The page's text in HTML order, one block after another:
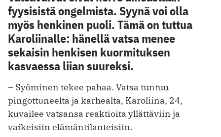
fyysisistä ongelmista. Syynä voi olla
myös henkinen puoli. Tämä on tuttua
Karoliinalle: hänellä vatsa menee
sekaisin henkisen kuormituksen
kasvaessa liian suureksi.
– Syöminen tekee pahaa. Vatsa tuntuu
pingottuneelta ja karhealta, Karoliina, 24,
kuvailee vatsansa reaktioita yllättäviin ja
vaikeisiin elämäntilanteisiin.